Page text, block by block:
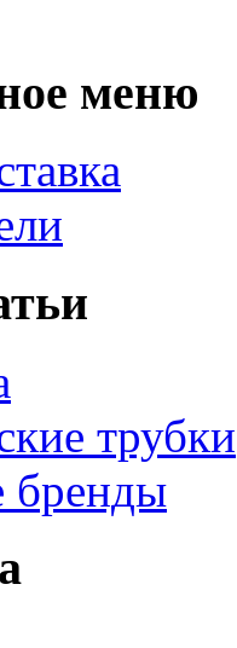
меню
трубки
бренды